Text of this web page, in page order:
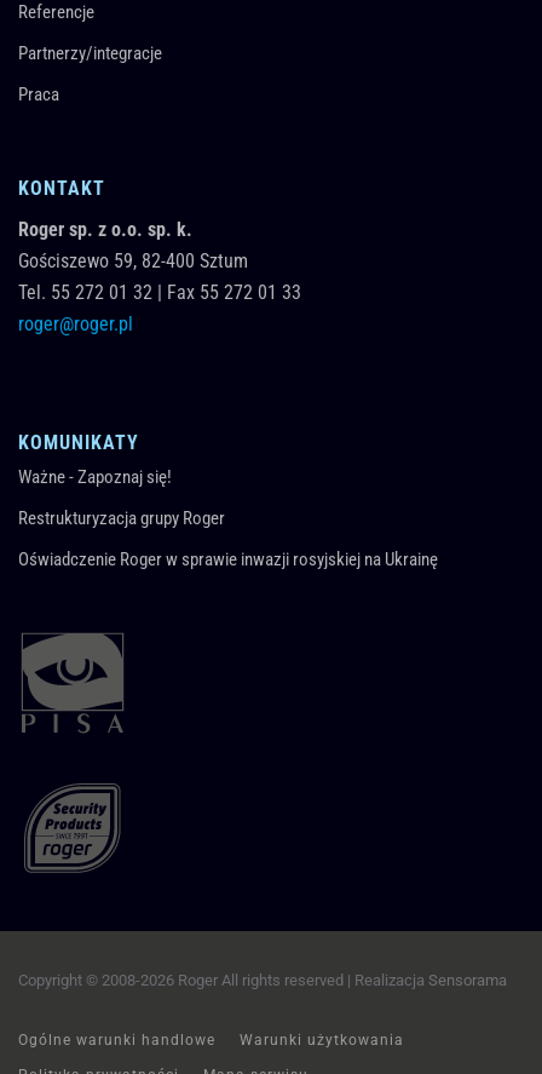
Referencje
Partnerzy/integracje
Praca
KONTAKT
Roger sp. z o.o. sp. k.
Gościszewo 59, 82-400 Sztum
Tel. 55 272 01 32 | Fax 55 272 01 33
roger@roger.pl
KOMUNIKATY
Ważne - Zapoznaj się!
Restrukturyzacja grupy Roger
Oświadczenie Roger w sprawie inwazji rosyjskiej na Ukrainę
Copyright © 2008-2026 Roger All rights reserved | Realizacja Sensorama
Ogólne warunki handlowe Warunki użytkowania